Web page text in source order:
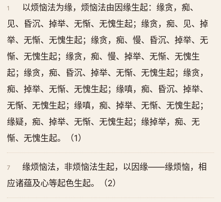
1
以烦恼法为缘，烦恼法由因缘生起：缘贪，痴、
见、昏沉、掉举、无惭、无愧生起；缘贪，痴、见、掉
举、无惭、无愧生起；缘贪，痴、慢、昏沉、掉举、无
惭、无愧生起；缘贪，痴、慢、掉举、无惭、无愧生
起；缘贪，痴、昏沉、掉举、无惭、无愧生起；缘贪，
痴、掉举、无惭、无愧生起；缘嗔，痴、昏沉、掉举、
无惭、无愧生起；缘嗔，痴、掉举、无惭、无愧生起；
缘疑，痴、掉举、无惭、无愧生起；缘掉举，痴、无
惭、无愧生起。（1）
7
缘烦恼法，非烦恼法生起，以因缘——缘烦恼，相
应诸蕴及心等起色生起。（2）